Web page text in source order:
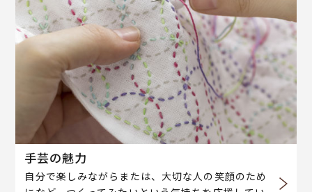
手芸の魅力
自分で楽しみながらまたは、大切な人の笑顔のため